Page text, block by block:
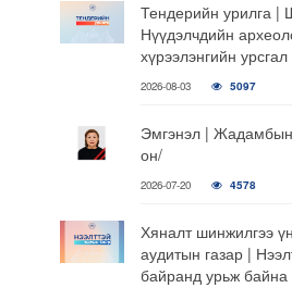
Тендерийн урилга
Нүүдэлчдийн
хүрээлэнгийн
2026-08-03 5097
Эмгэнэл |
он/
2026-07-20 4578
Хяналт шинжилгээ
аудитын газар |
байранд урьж байна